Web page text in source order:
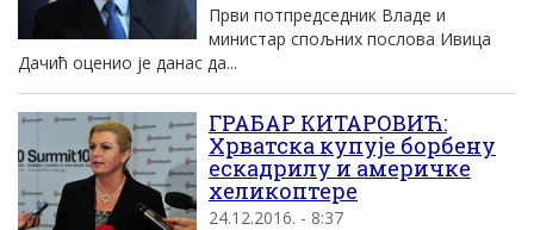
Први потпредседник Владе и
министар спољних послова Ивица
Дачић оценио је данас да...
ГРАБАР КИТАРОВИЋ:
Хрватска купује борбену
ескадрилу и америчке
хеликоптере
24.12.2016. - 8:37